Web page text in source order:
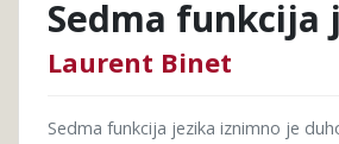
Sedma funkcija
Laurent Binet
Sedma funkcija jezika iznimno je